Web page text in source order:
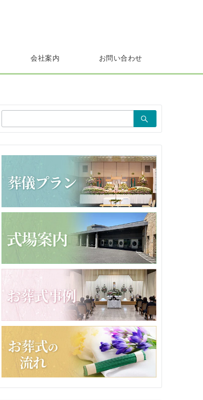
会社案内 お問い合わせ
索：